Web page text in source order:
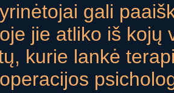
gali
jie atliko iš kojų
kurie lankė